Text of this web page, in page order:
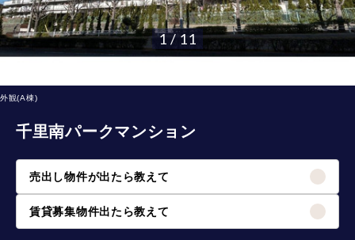
外観(A棟)
1 / 11
千里南パークマンション
売出し物件が出たら教えて
賃貸募集物件出たら教えて